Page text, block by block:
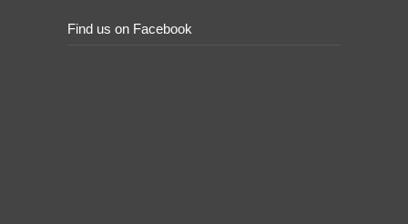
Find us on Facebook